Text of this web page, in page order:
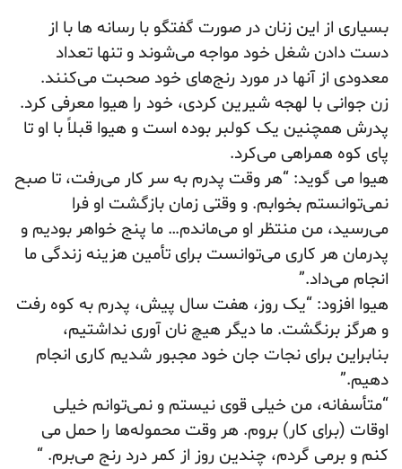
بسیاری از این زنان در صورت گفتگو با رسانه ها با از
دست دادن شغل خود مواجه می‌شوند و تنها تعداد
معدودی از آنها در مورد رنج‌های خود صحبت می‌کنند.
زن جوانی با لهجه شیرین کردی، خود را هیوا معرفی کرد.
پدرش همچنین یک کولبر بوده است و هیوا قبلاً با او تا
پای کوه همراهی می‌کرد.
هیوا می گوید: “هر وقت پدرم به سر کار می‌رفت، تا صبح
نمی‌توانستم بخوابم. و وقتی زمان بازگشت او فرا
می‌رسید، من منتظر او می‌ماندم… ما پنج خواهر بودیم و
پدرمان هر کاری می‌توانست برای تأمین هزینه زندگی ما
انجام می‌داد.”
هیوا افزود: “یک روز، هفت سال پیش، پدرم به کوه رفت
و هرگز برنگشت. ما دیگر هیچ نان آوری نداشتیم،
بنابراین برای نجات جان خود مجبور شدیم کاری انجام
دهیم.”
“متأسفانه، من خیلی قوی نیستم و نمی‌توانم خیلی
اوقات (برای کار) بروم. هر وقت محموله‌ها را حمل می
کنم و برمی گردم، چندین روز از کمر درد رنج می‌برم. “